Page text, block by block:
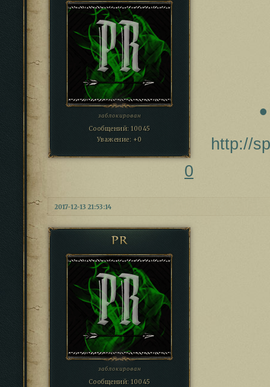
заблокирован
Сообщений: 10045
Уважение: +0
http://
0
2017-12-13 21:53:14
PR
заблокирован
Сообщений: 10045